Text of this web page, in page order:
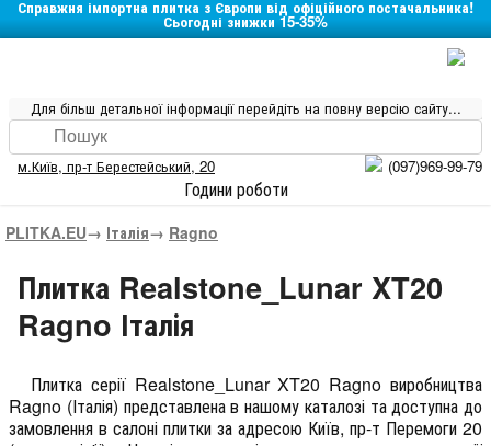
Справжня імпортна плитка з Європи від офіційного постачальника!
Сьогодні знижки 15-35%
Для більш детальної інформації перейдіть на повну версію сайту...
м.Київ, пр-т Берестейський, 20 (097)969-99-79
Години роботи
PLITKA.EU→ Італія→ Ragno
Плитка Realstone_Lunar XT20
Ragno Італія
Плитка серії Realstone_Lunar XT20 Ragno виробництва
Ragno (Італія) представлена в нашому каталозі та доступна до
замовлення в салоні плитки за адресою Київ, пр-т Перемоги 20